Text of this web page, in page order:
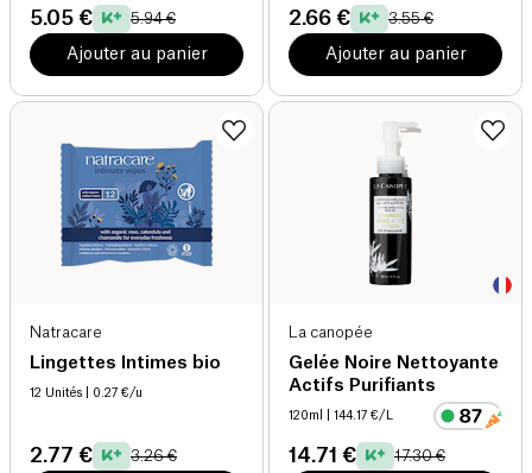
5.05 € 5.94 €
Ajouter au panier
2.66 € 3.55 €
Ajouter au panier
Natracare
Lingettes Intimes bio
12 Unités | 0.27 €/u
2.77 € 3.26 €
La canopée
Gelée Noire Nettoyante
Actifs Purifiants
120ml | 144.17 €/L
14.71 € 17.30 €